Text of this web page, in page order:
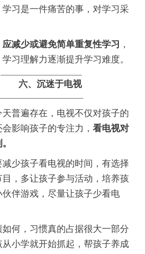
习是一件痛苦的事，对学习采
应减少或避免简单重复性学习 ，
习理解力逐渐提升学习难度。
六、 沉迷于电视
遍存在，电视不仅对孩子的
影响孩子的专注力， 看电视对
减少孩子看电视的时间，有选择
，多让孩子参与活动，培养孩
伴游戏，尽量让孩子少看电
，习惯真的占据很大一部分
小学就开始抓起，帮孩子养成